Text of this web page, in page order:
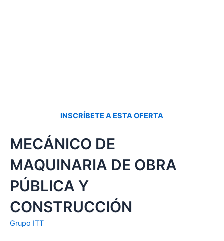
INSCRÍBETE A ESTA OFERTA
MECÁNICO DE
MAQUINARIA DE OBRA
PÚBLICA Y
CONSTRUCCIÓN
Grupo ITT